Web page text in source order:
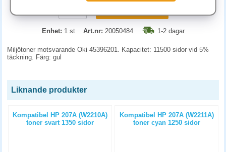
Enhet: 1 st Art.nr: 20050484 1-2 dagar
Miljötoner motsvarande Oki 45396201. Kapacitet: 11500 sidor vid 5%
täckning. Färg: gul
Liknande produkter
Kompatibel HP 207A (W2210A)
toner svart 1350 sidor
Kompatibel HP 207A (W2211A)
toner cyan 1250 sidor